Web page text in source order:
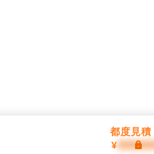
都度見積
¥